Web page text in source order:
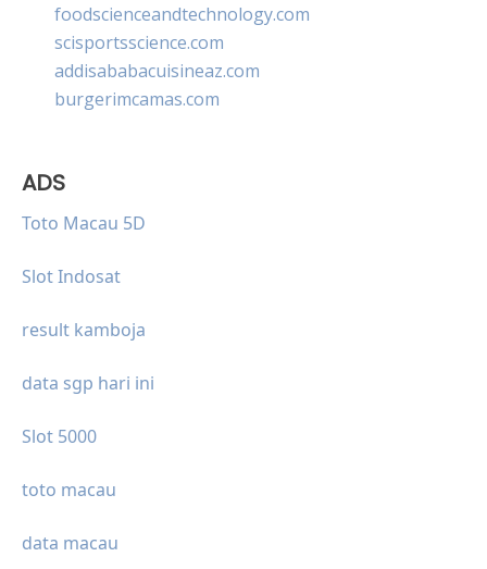
foodscienceandtechnology.com
scisportsscience.com
addisababacuisineaz.com
burgerimcamas.com
ADS
Toto Macau 5D
Slot Indosat
result kamboja
data sgp hari ini
Slot 5000
toto macau
data macau